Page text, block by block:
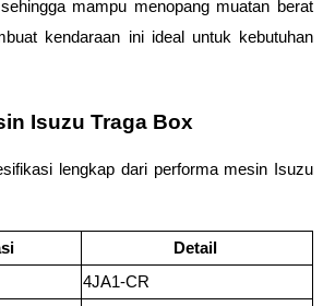
mampu menopang muatan berat
kendaraan ini ideal untuk kebutuhan
Isuzu Traga Box
lengkap dari performa mesin Isuzu
Detail
4JA1-CR